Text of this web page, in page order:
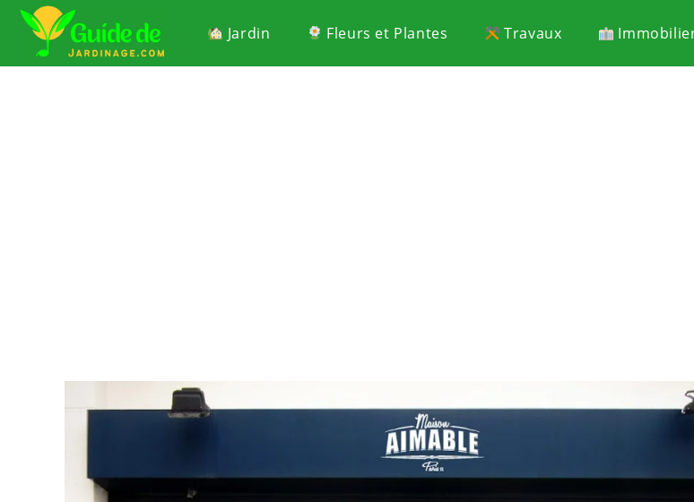
Jardin Fleurs et Plantes Travaux